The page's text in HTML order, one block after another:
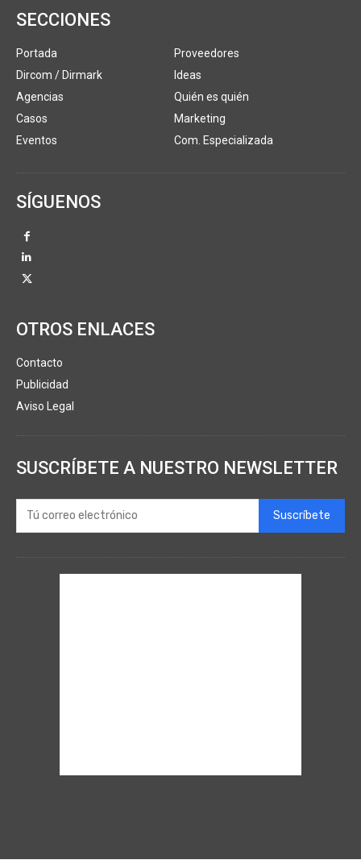
SECCIONES
Portada
Dircom / Dirmark
Agencias
Casos
Eventos
Proveedores
Ideas
Quién es quién
Marketing
Com. Especializada
SÍGUENOS
OTROS ENLACES
Contacto
Publicidad
Aviso Legal
SUSCRÍBETE A NUESTRO NEWSLETTER
Suscríbete